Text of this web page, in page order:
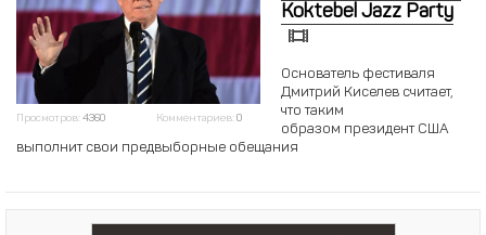
Просмотров: 4360 Комментариев: 0
Koktebel Jazz Party
Основатель фестиваля
Дмитрий Киселев считает,
что таким
образом президент США
выполнит свои предвыборные обещания